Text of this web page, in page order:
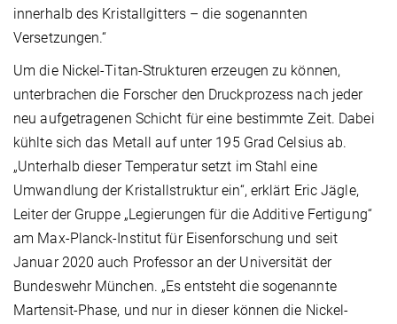
innerhalb des Kristallgitters – die sogenannten
Versetzungen.“
Um die Nickel-Titan-Strukturen erzeugen zu können,
unterbrachen die Forscher den Druckprozess nach jeder
neu aufgetragenen Schicht für eine bestimmte Zeit. Dabei
kühlte sich das Metall auf unter 195 Grad Celsius ab.
„Unterhalb dieser Temperatur setzt im Stahl eine
Umwandlung der Kristallstruktur ein“, erklärt Eric Jägle,
Leiter der Gruppe „Legierungen für die Additive Fertigung“
am Max-Planck-Institut für Eisenforschung und seit
Januar 2020 auch Professor an der Universität der
Bundeswehr München. „Es entsteht die sogenannte
Martensit-Phase, und nur in dieser können die Nickel-